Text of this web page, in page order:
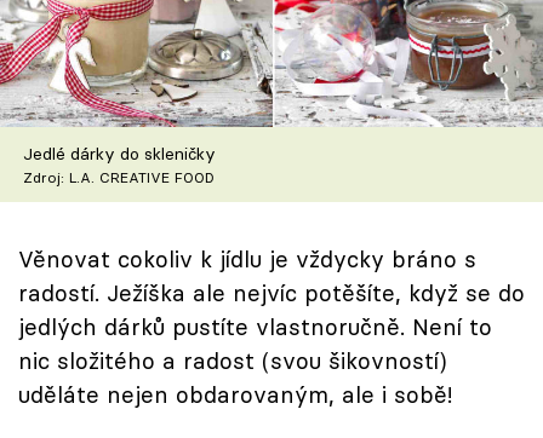
Škola vaření
Recepty z TV
Speciál: Cuketa
Těhotnej kuchař
Sledujte prima+
Přihlášení
Jedlé dárky do skleničky
Zdroj: L.A. CREATIVE FOOD
Věnovat cokoliv k jídlu je vždycky bráno s
radostí. Ježíška ale nejvíc potěšíte, když se do
jedlých dárků pustíte vlastnoručně. Není to
nic složitého a radost (svou šikovností)
uděláte nejen obdarovaným, ale i sobě!